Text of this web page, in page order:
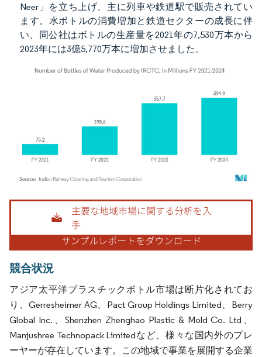
Neer」を立ち上げ、主に列車や鉄道駅で販売されてい
ます。水ボトルの消費増加と鉄道セクターの成長に伴
い、同公社はボトルの生産量を2021年の7,530万本から
2023年には3億5,770万本に増加させました。
画像 © Mordor Intelligence。再利用にはCC BY 4.0の表示が必要です。
競合状況
アジア太平洋プラスチックボトル市場は断片化されてお
り、Gerresheimer AG、Pact Group Holdings Limited、Berry
Global Inc.、Shenzhen Zhenghao Plastic & Mold Co. Ltd、
Manjushree Technopack Limitedなど、様々な国内外のプレ
ーヤーが存在しています。この地域で事業を展開する企業